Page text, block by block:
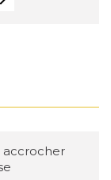
accrocher